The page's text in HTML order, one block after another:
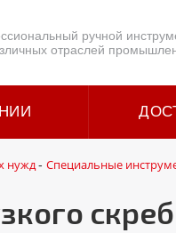
ручной
отраслей
нужд- Специальные